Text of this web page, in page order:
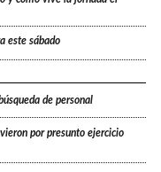
este sábado
de personal
por presunto ejercicio